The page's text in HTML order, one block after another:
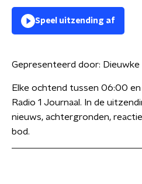
Speel uitzending af
Gepresenteerd door:
Elke ochtend tussen 06:00
Radio 1 Journaal. In de
nieuws, achtergronden,
bod.